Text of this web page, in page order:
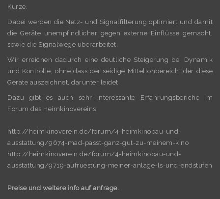
Kürze.
Dabei werden die Netz- und Signalfilterung optimiert und damit
die Geräte unempfindlicher gegen externe Einflüsse gemacht,
sowie die Signalwege überarbeitet.
Wir erreichen dadurch eine deutliche Steigerung bei Dynamik
und Kontrolle, ohne dass der seidige Mitteltonbereich, der diese
Geräte auszeichnet, darunter leidet.
Dazu gibt es auch sehr interessante Erfahrungsberiche im
Forum des Heimkinovereins:
http://heimkinoverein.de/forum/4-heimkinobau-und-
ausstattung/9674-mad-passt-ganz-gut-zu-meinem-kino
http://heimkinoverein.de/forum/4-heimkinobau-und-
ausstattung/9719-aufruestung-meiner-anlage-ls-und-endstufen
Preise und weitere info auf anfrage.